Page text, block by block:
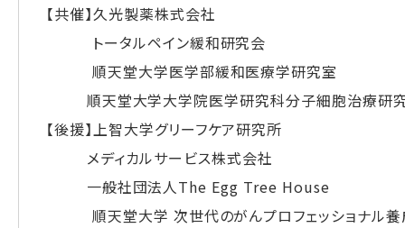
【共催】久光製薬株式会社
トータルペイン緩和研究会
順天堂大学医学部緩和医療学研究室
順天堂大学大学院医学研究科分子細胞治療研
【後援】上智大学グリーフケア研究所
メディカルサービス株式会社
一般社団法人The Egg Tree House
順天堂大学 次世代のがんプロフェッショナル養